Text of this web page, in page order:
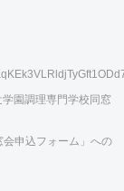
園調理専門学校同窓
会申込フォーム」への